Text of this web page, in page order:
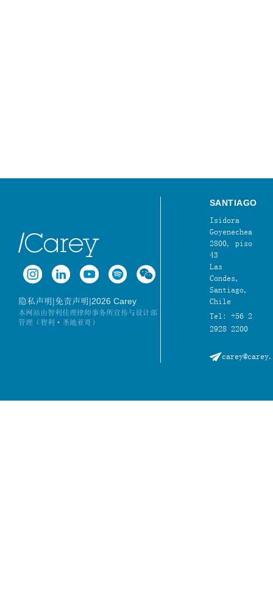
隐私声明|免责声明|2026 Carey
本网站由智利佳理律师事务所宣传与设计部
管理（智利·圣地亚哥）
SANTIAGO
Isidora
Goyenechea
2800, piso
43
Las
Condes,
Santiago,
Chile
Tel: +56 2
2928 2200